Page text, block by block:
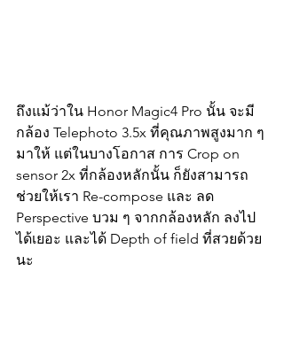
ถึงแม้ว่าใน Honor Magic4 Pro นั้น จะมี
กล้อง Telephoto 3.5x ที่คุณภาพสูงมาก ๆ
มาให้ แต่ในบางโอกาส การ Crop on
sensor 2x ที่กล้องหลักนั้น ก็ยังสามารถ
ช่วยให้เรา Re-compose และ ลด
Perspective บวม ๆ จากกล้องหลัก ลงไป
ได้เยอะ และได้ Depth of field ที่สวยด้วย
นะ